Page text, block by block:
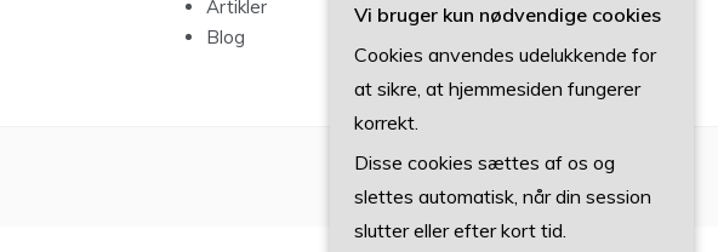
Artikler
Blog
Vi bruger kun nødvendige cookies
Cookies anvendes udelukkende for
at sikre, at hjemmesiden fungerer
korrekt.
Disse cookies sættes af os og
slettes automatisk, når din session
slutter eller efter kort tid.